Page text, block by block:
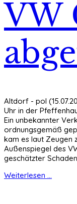
VW
Altdorf - pol
Uhr in der
Ein unbekannter
ordnungsgemäß
kam es laut Zeugen
Außenspiegel des
geschätzter
Weiterlesen ...